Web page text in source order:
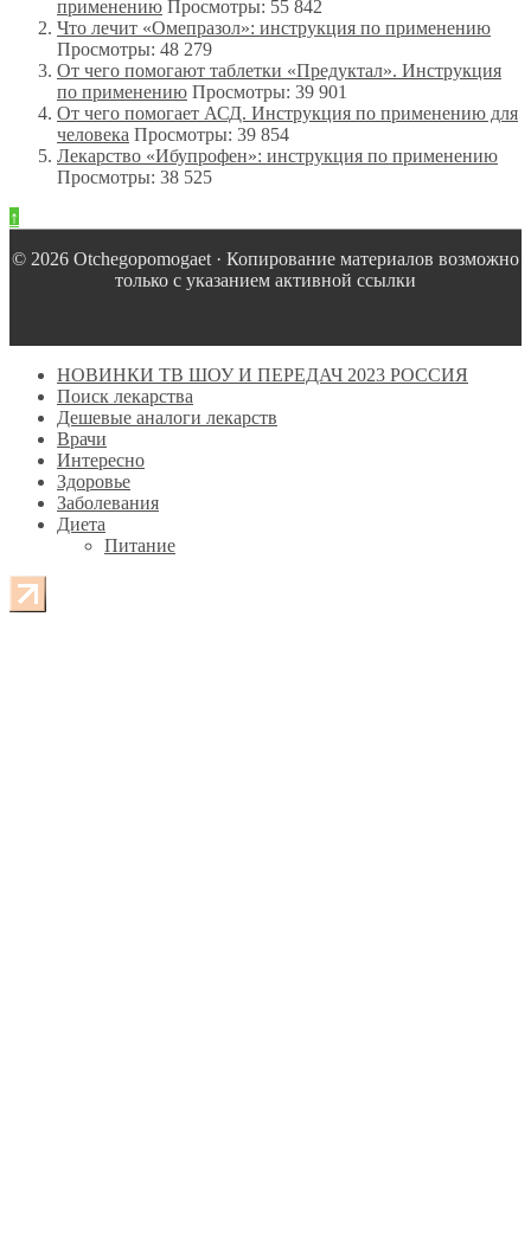
применению Просмотры: 55 842
Что лечит «Омепразол»: инструкция по применению
Просмотры: 48 279
От чего помогают таблетки «Предуктал». Инструкция
по применению Просмотры: 39 901
От чего помогает АСД. Инструкция по применению для
человека Просмотры: 39 854
Лекарство «Ибупрофен»: инструкция по применению
Просмотры: 38 525
↑
© 2026 Оtchegopomogaet · Копирование материалов возможно
только с указанием активной ссылки
НОВИНКИ ТВ ШОУ И ПЕРЕДАЧ 2023 РОССИЯ
Поиск лекарства
Дешевые аналоги лекарств
Врачи
Интересно
Здоровье
Заболевания
Диета
Питание